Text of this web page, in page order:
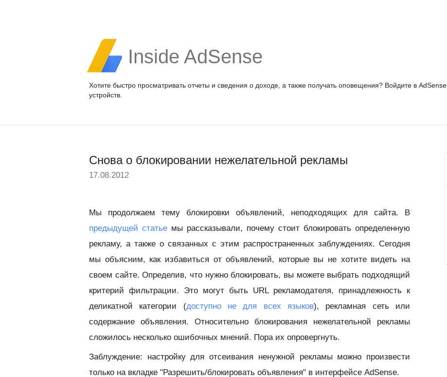
Inside AdSense
Хотите быстро просматривать отчеты и сведения о доходе, а также получать оповещения? Войдите в AdSense
устройств.
Снова о блокировании нежелательной рекламы
17.08.2012
Мы продолжаем тему блокировки объявлений, неподходящих для сайта. В
предыдущей статье мы рассказывали, почему стоит блокировать определенную
рекламу, а также о связанных с этим распространенных заблуждениях. Сегодня
мы объясним, как избавиться от объявлений, которые вы не хотите видеть на
своем сайте. Определив, что нужно блокировать, вы можете выбрать подходящий
критерий фильтрации. Это могут быть URL рекламодателя, принадлежность к
деликатной категории (доступно не для всех языков), рекламная сеть или
содержание объявления. Относительно блокирования нежелательной рекламы
сложилось несколько ошибочных мнений. Пора их опровергнуть.
Заблуждение: настройку для отсеивания ненужной рекламы можно произвести
только на вкладке "Разрешить/блокировать объявления" в интерфейсе AdSense.